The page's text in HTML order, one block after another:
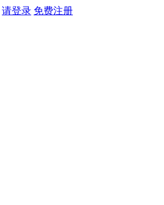
请登录 免费注册